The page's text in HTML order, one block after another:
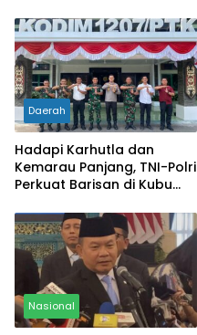
Asusila
Daerah
Hadapi Karhutla dan
Kemarau Panjang, TNI-Polri
Perkuat Barisan di Kubu
Nasional